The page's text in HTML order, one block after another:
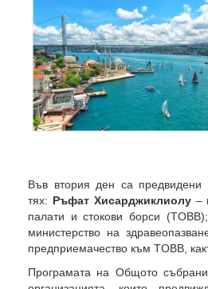
Във втория ден са предвидени
тях: Ръфат Хисарджиклиолу–
палати и стокови борси
министерство на
предприемачество към TOBB,
Програмата на Общото